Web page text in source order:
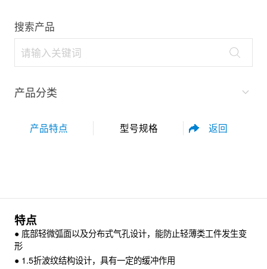
搜索产品
产品分类
产品特点 型号规格
性能参数
返回
特点
● 底部轻微弧面以及分布式气孔设计，能防止轻薄类工件发生变
形
●1.5折波纹结构设计，具有一定的缓冲作用